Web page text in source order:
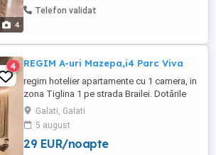
4
lichid) pentru a va putea bucura de
Telefon validat
4 REGIM A-uri Mazepa,i4 Parc Viva
regim hotelier apartamente cu 1 camera, in
zona Tiglina 1 pe strada Brailei. Dotările
apartamentelor sunt.. Pat matrimonial,Tv
led Wifi ,frigider,cuptor cu microunde,plita
electrica CENTRALA TERMICĂ PROPRIE,
Mașină de spălat AC Cu inverter. Zona este
Galati, Galati
5 august
29 EUR/noapte